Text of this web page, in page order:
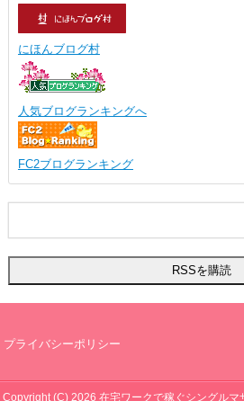
にほんブログ村
人気ブログランキングへ
FC2ブログランキング
プライバシーポリシー
Copyright (C) 2026 在宅ワークで稼ぐシングルマ